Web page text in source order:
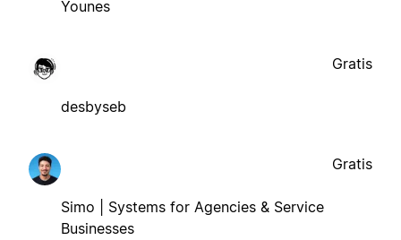
Younes
desbyseb
Gratis
Simo | Systems for Agencies & Service
Businesses
Gratis